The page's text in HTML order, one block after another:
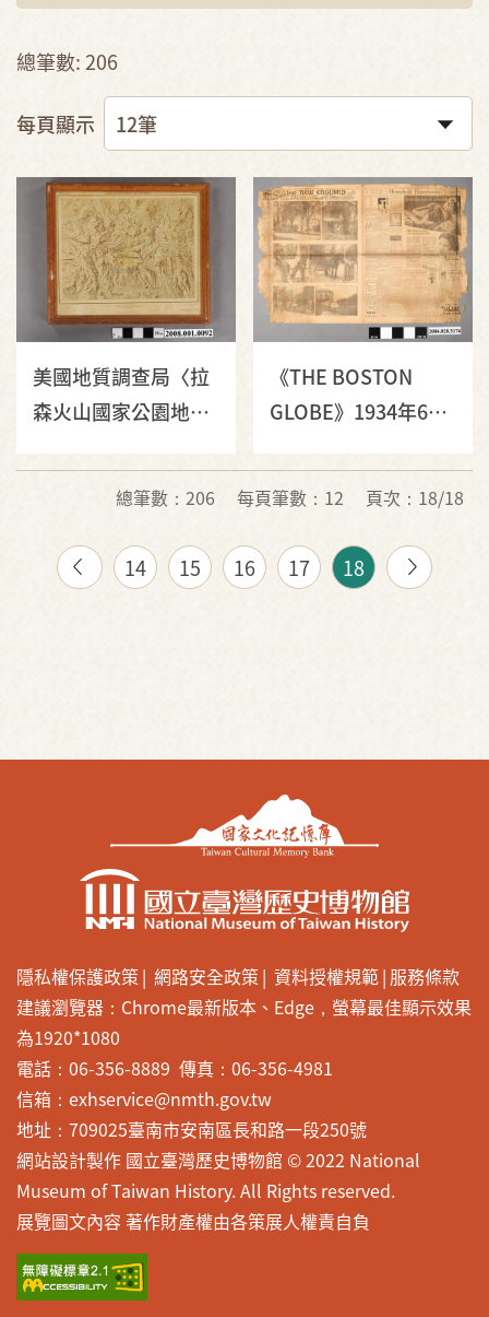
總筆數: 206
每頁顯示
美國地質調查局〈拉
森火山國家公園地形
《THE BOSTON
GLOBE》1934年6月
總筆數：206 每頁筆數：12 頁次：18/18
14 15 16 17 18
隱私權保護政策 網路安全政策 資料授權規範 服務條款
建議瀏覽器：Chrome最新版本、Edge，螢幕最佳顯示效果
為1920*1080
電話：06-356-8889 傳真：06-356-4981
信箱：exhservice@nmth.gov.tw
地址：709025臺南市安南區長和路一段250號
網站設計製作 國立臺灣歷史博物館 © 2022 National
Museum of Taiwan History. All Rights reserved.
展覽圖文內容 著作財產權由各策展人權責自負